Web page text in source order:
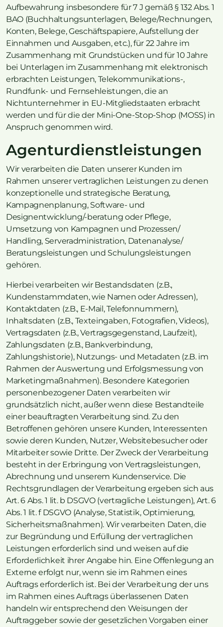
Aufbewahrung insbesondere für 7 J gemäß § 132 Abs. 1
BAO (Buchhaltungsunterlagen, Belege/Rechnungen,
Konten, Belege, Geschäftspapiere, Aufstellung der
Einnahmen und Ausgaben, etc.), für 22 Jahre im
Zusammenhang mit Grundstücken und für 10 Jahre
bei Unterlagen im Zusammenhang mit elektronisch
erbrachten Leistungen, Telekommunikations-,
Rundfunk- und Fernsehleistungen, die an
Nichtunternehmer in EU-Mitgliedstaaten erbracht
werden und für die der Mini-One-Stop-Shop (MOSS) in
Anspruch genommen wird.
Agenturdienstleistungen
Wir verarbeiten die Daten unserer Kunden im
Rahmen unserer vertraglichen Leistungen zu denen
konzeptionelle und strategische Beratung,
Kampagnenplanung, Software- und
Designentwicklung/-beratung oder Pflege,
Umsetzung von Kampagnen und Prozessen/
Handling, Serveradministration, Datenanalyse/
Beratungsleistungen und Schulungsleistungen
gehören.
Hierbei verarbeiten wir Bestandsdaten (z.B.,
Kundenstammdaten, wie Namen oder Adressen),
Kontaktdaten (z.B., E-Mail, Telefonnummern),
Inhaltsdaten (z.B., Texteingaben, Fotografien, Videos),
Vertragsdaten (z.B., Vertragsgegenstand, Laufzeit),
Zahlungsdaten (z.B., Bankverbindung,
Zahlungshistorie), Nutzungs- und Metadaten (z.B. im
Rahmen der Auswertung und Erfolgsmessung von
Marketingmaßnahmen). Besondere Kategorien
personenbezogener Daten verarbeiten wir
grundsätzlich nicht, außer wenn diese Bestandteile
einer beauftragten Verarbeitung sind. Zu den
Betroffenen gehören unsere Kunden, Interessenten
sowie deren Kunden, Nutzer, Websitebesucher oder
Mitarbeiter sowie Dritte. Der Zweck der Verarbeitung
besteht in der Erbringung von Vertragsleistungen,
Abrechnung und unserem Kundenservice. Die
Rechtsgrundlagen der Verarbeitung ergeben sich aus
Art. 6 Abs. 1 lit. b DSGVO (vertragliche Leistungen), Art. 6
Abs. 1 lit. f DSGVO (Analyse, Statistik, Optimierung,
Sicherheitsmaßnahmen). Wir verarbeiten Daten, die
zur Begründung und Erfüllung der vertraglichen
Leistungen erforderlich sind und weisen auf die
Erforderlichkeit ihrer Angabe hin. Eine Offenlegung an
Externe erfolgt nur, wenn sie im Rahmen eines
Auftrags erforderlich ist. Bei der Verarbeitung der uns
im Rahmen eines Auftrags überlassenen Daten
handeln wir entsprechend den Weisungen der
Auftraggeber sowie der gesetzlichen Vorgaben einer